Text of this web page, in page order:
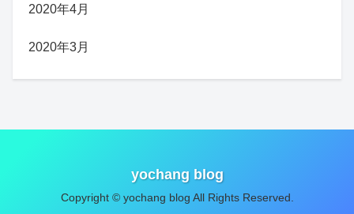
2020年4月
2020年3月
yochang blog
Copyright © yochang blog All Rights Reserved.